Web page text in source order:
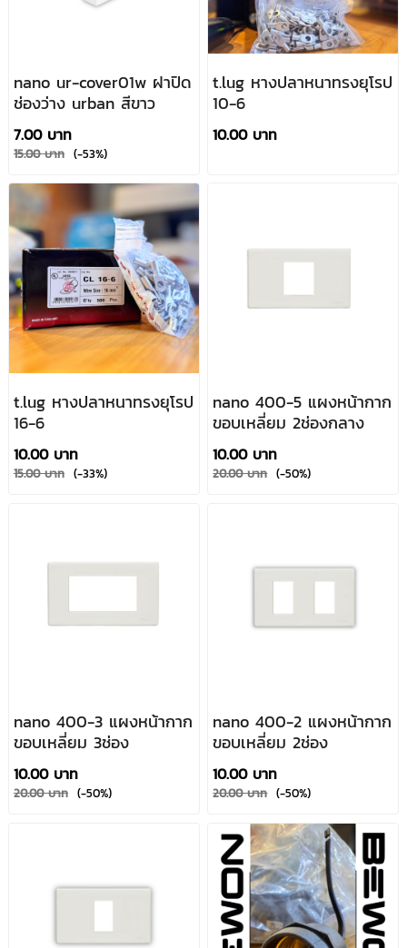
nano ur-cover01w ฝาปิด
ช่องว่าง urban สีขาว
7.00 บาท
15.00 บาท (-53%)
t.lug หางปลาหนาทรงยุโรป
10-6
10.00 บาท
t.lug หางปลาหนาทรงยุโรป
16-6
10.00 บาท
15.00 บาท (-33%)
nano 400-5 แผงหน้ากาก
ขอบเหลี่ยม 2ช่องกลาง
10.00 บาท
20.00 บาท (-50%)
nano 400-3 แผงหน้ากาก
ขอบเหลี่ยม 3ช่อง
10.00 บาท
20.00 บาท (-50%)
nano 400-2 แผงหน้ากาก
ขอบเหลี่ยม 2ช่อง
10.00 บาท
20.00 บาท (-50%)